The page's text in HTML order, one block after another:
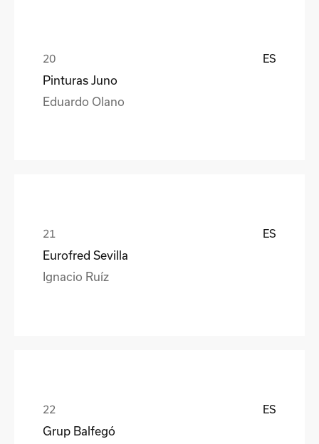
ES
Pinturas Juno
Eduardo Olano
ES
Eurofred Sevilla
Ignacio Ruíz
ES
Grup Balfegó